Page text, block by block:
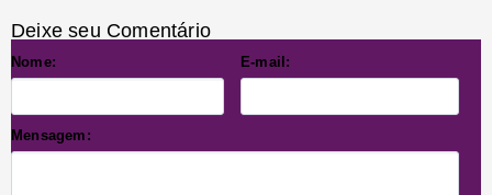
Deixe seu Comentário
Nome: E-mail:
Mensagem: